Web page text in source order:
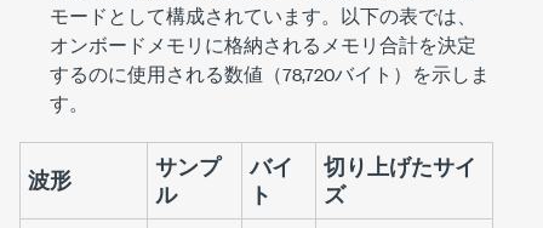
モードとして構成されています。以下の表では、
オンボードメモリに格納されるメモリ合計を決定
するのに使用される数値（78,720バイト）を示しま
す。
波形
サンプ
ル
バイ
ト
切り上げたサイ
ズ